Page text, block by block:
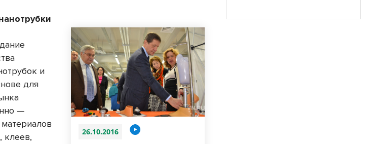
26.10.2016
и
для
—
клеев,